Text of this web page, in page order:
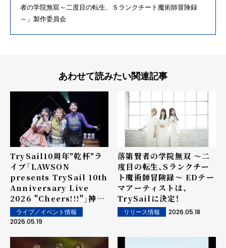
者の学院無双～二度目の転生、Ｓランクチート魔術師冒険録
～」製作委員会
あわせて読みたい関連記事
TrySail10周年"乾杯"ラ
イブ「LAWSON
presents TrySail 10th
Anniversary Live
2026 "Cheers!!!"」神奈
川公演の公式ライブレポー
トが到着！
ライブ／イベント情報
2026.05.19
落第賢者の学院無双 ～二
度目の転生、Sランクチー
ト魔術師冒険録～ EDテー
マアーティストは、
TrySailに決定！
リリース情報 2026.05.18